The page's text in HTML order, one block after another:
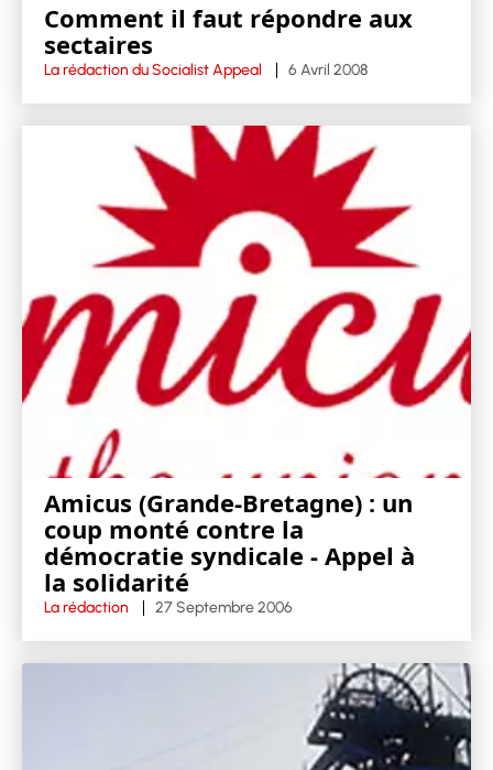
Comment il faut répondre aux
sectaires
La rédaction du Socialist Appeal 6 Avril 2008
Amicus (Grande-Bretagne) : un
coup monté contre la
démocratie syndicale - Appel à
la solidarité
La rédaction 27 Septembre 2006